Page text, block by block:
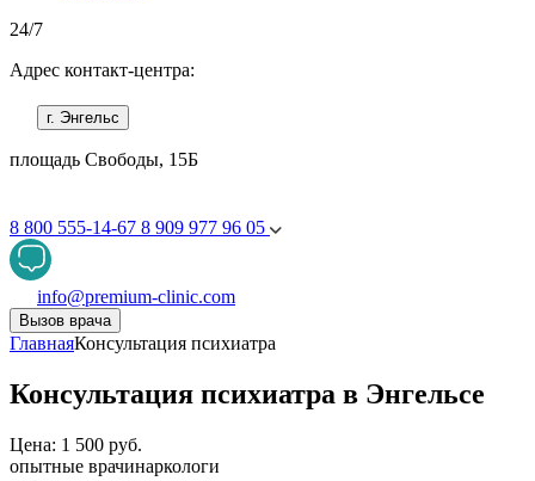
24/7
Адрес контакт-центра:
г. Энгельс
площадь Свободы, 15Б
8 800 555-14-67 8 909 977 96 05
info@premium-clinic.com
Вызов врача
ГлавнаяКонсультация психиатра
Консультация психиатра в Энгельсе
Цена: 1 500 руб.
опытные врачинаркологи